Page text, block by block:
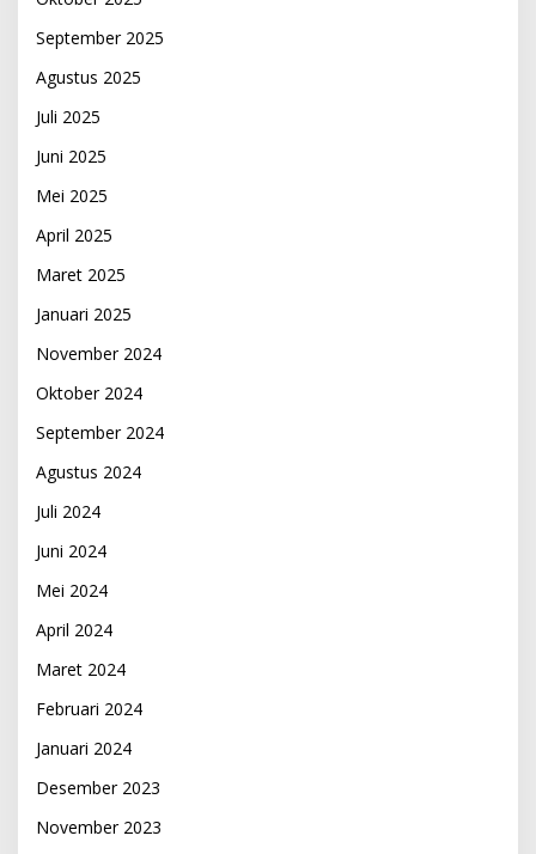
September 2025
Agustus 2025
Juli 2025
Juni 2025
Mei 2025
April 2025
Maret 2025
Januari 2025
November 2024
Oktober 2024
September 2024
Agustus 2024
Juli 2024
Juni 2024
Mei 2024
April 2024
Maret 2024
Februari 2024
Januari 2024
Desember 2023
November 2023